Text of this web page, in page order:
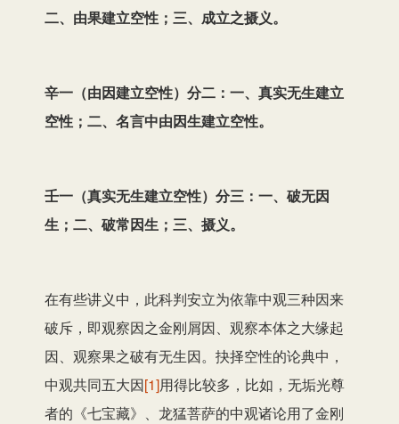
二、由果建立空性；三、成立之摄义。
辛一（由因建立空性）分二：一、真实无生建立
空性；二、名言中由因生建立空性。
壬一（真实无生建立空性）分三：一、破无因
生；二、破常因生；三、摄义。
在有些讲义中，此科判安立为依靠中观三种因来
破斥，即观察因之金刚屑因、观察本体之大缘起
因、观察果之破有无生因。抉择空性的论典中，
中观共同五大因[1]用得比较多，比如，无垢光尊
者的《七宝藏》、龙猛菩萨的中观诸论用了金刚